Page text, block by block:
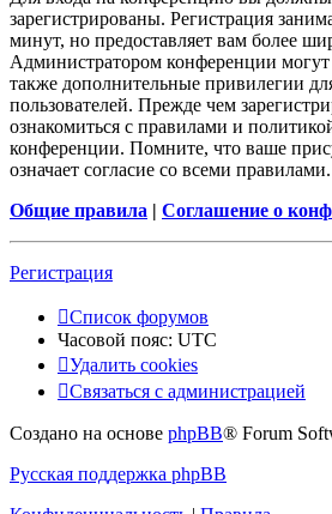
зарегистрированы. Регистрация
минут, но предоставляет вам более
Администратором конференции
также дополнительные привилегии
пользователей. Прежде чем
ознакомиться с правилами и
конференции. Помните, что ваше
означает согласие со всеми правилами.
Общие правила | Соглашение о
Регистрация
Список форумов
Часовой пояс: UTC
Удалить cookies
Связаться с администрацией
Создано на основе phpBB® Forum
Русская поддержка phpBB